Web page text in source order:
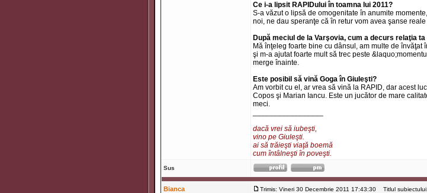
Ce i-a lipsit RAPIDului în toamna lui 2011?
S-a văzut o lipsă de omogenitate în anumite
noi, ne dau speranţe că în retur vom avea şanse
După meciul de la Varşovia, cum a decurs relaţia
Mă înţeleg foarte bine cu dânsul, am multe de
şi m-a ajutat foarte mult să trec peste
merge înainte.
Este posibil să vină Goga în Giuleşti?
Am vorbit cu el, ar vrea să vină la RAPID, dar acest
Copos şi Marian Iancu. Este un jucător de mare
meci.
dacă vrei să iubeşti,
vino pe Giuleşti.
ai să trăieşti viaţă boemă
cum întâlneşti în poveşti.
Sus
Bianca Trimis: Vineri 30 Decembrie 2011 17:43:30 Titlul subiectului: